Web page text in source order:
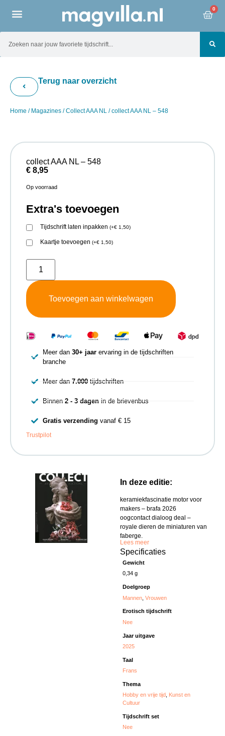
0
Terug naar overzicht
Home / Magazines /Collect AAA NL / collect AAA NL – 548
In deze editie:
keramiekfascinatie motor voor
makers – brafa 2026
oogcontact dialoog deal –
royale dieren de miniaturen van
faberge.
Lees meer
Specificaties
Gewicht
0,34 g
Doelgroep
Mannen ,Vrouwen
Erotisch tijdschrift
Nee
Jaar uitgave
2025
Taal
Frans
Thema
Hobby en vrije tijd
Kunst en
Cultuur
Tijdschrift set
Nee
collect AAA NL – 548
€ 8,95
Op voorraad
Extra's toevoegen
Tijdschrift laten inpakken (+€ 1,50)
Kaartje toevoegen (+€ 1,50)
Toevoegen aan winkelwagen
Meer dan 30+ jaarervaring in de tijdschriften
branche
Meer dan 7.000tijdschriften
Binnen 2 - 3 dagenin de brievenbus
Gratis verzending vanaf € 15
Trustpilot